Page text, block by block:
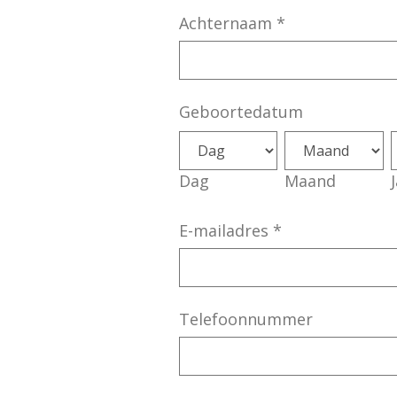
Achternaam *
Geboortedatum
Dag Maand
E-mailadres *
Telefoonnummer